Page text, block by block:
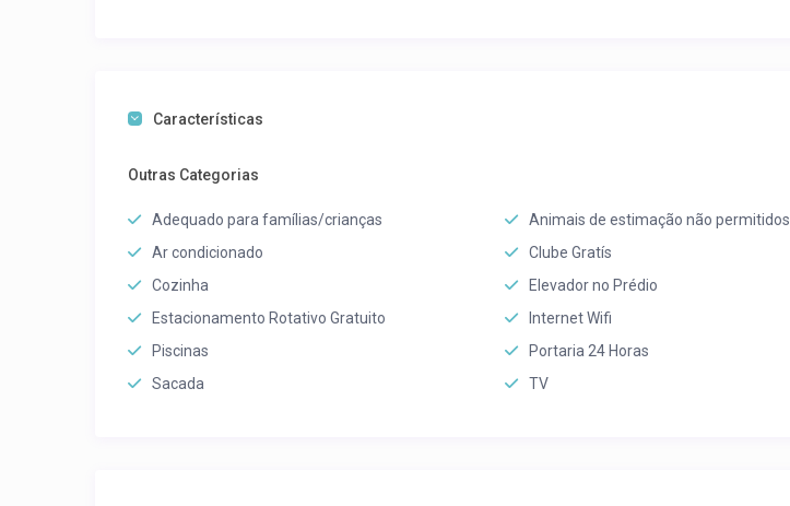
Características
Outras Categorias
Adequado para famílias/crianças
Animais de estimação não permitidos
Ar condicionado
Clube Gratís
Cozinha
Elevador no Prédio
Estacionamento Rotativo Gratuito
Internet Wifi
Piscinas
Portaria 24 Horas
Sacada
TV